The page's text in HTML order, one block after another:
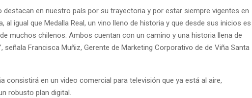
destacan en nuestro país por su trayectoria y por estar siempre vigentes en
al igual que Medalla Real, un vino lleno de historia y que desde sus inicios es
muchos chilenos. Ambos cuentan con un camino y una historia llena de
señala Francisca Muñiz, Gerente de Marketing Corporativo de de Viña Santa
consistirá en un video comercial para televisión que ya está al aire,
robusto plan digital.